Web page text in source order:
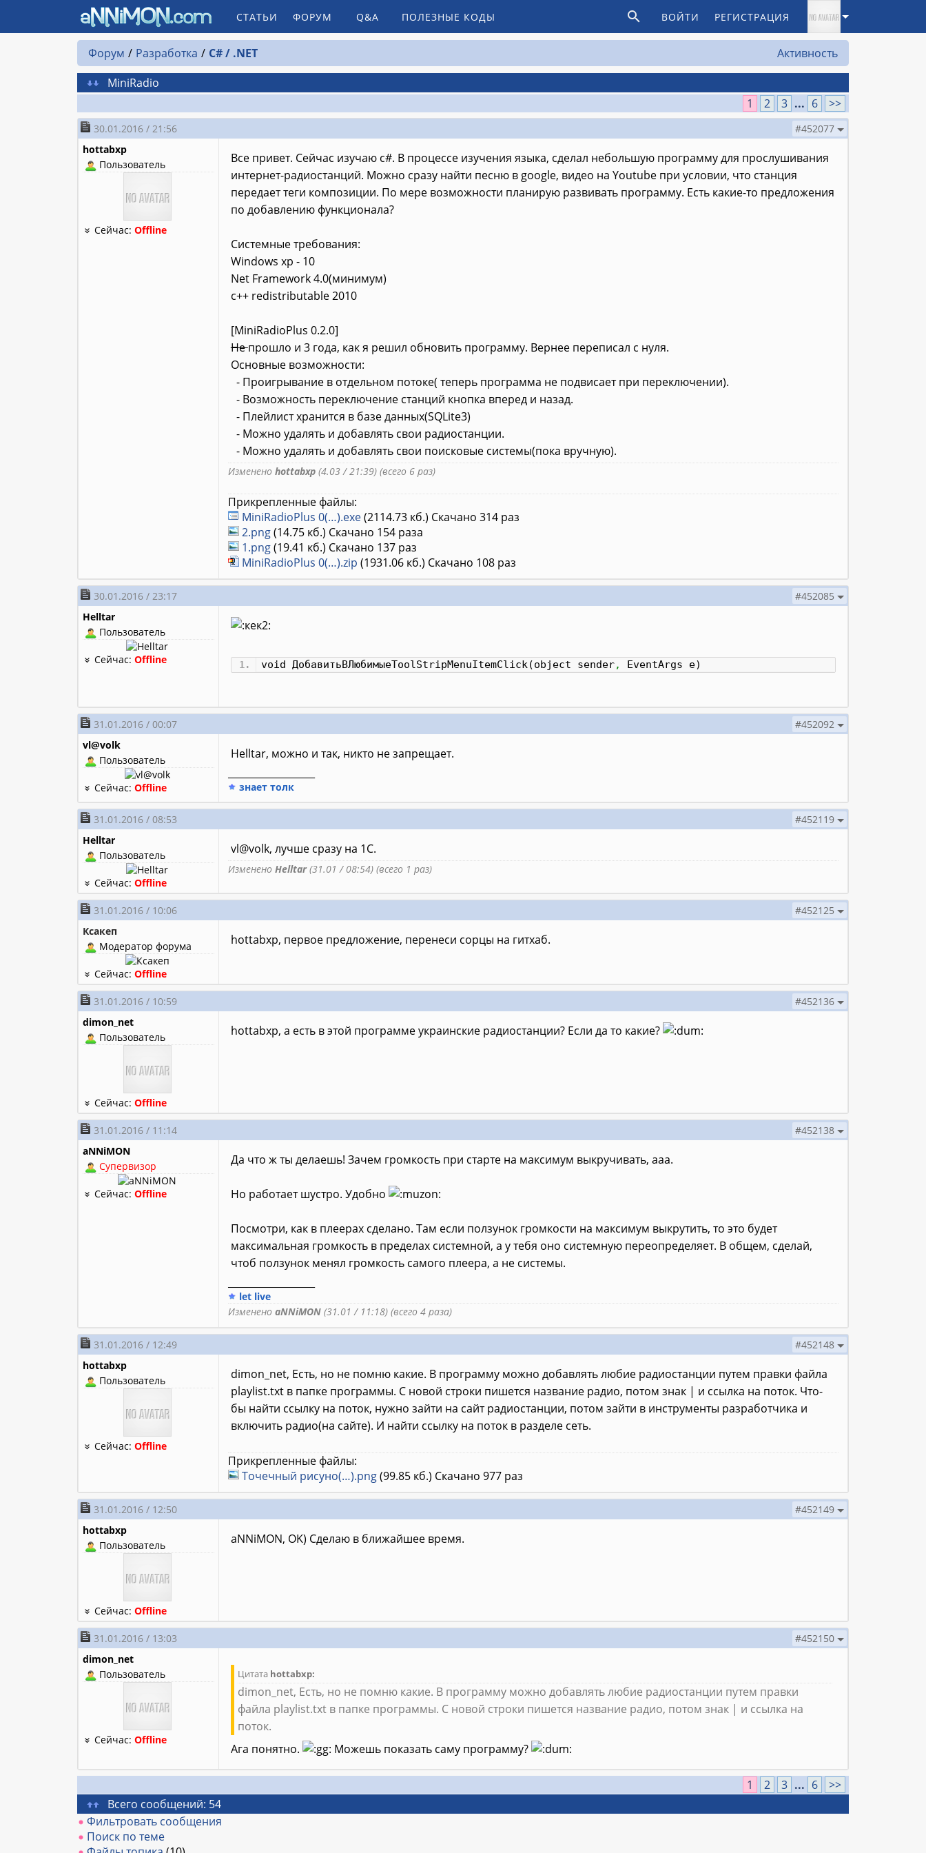
СТАТЬИ ФОРУМ Q&A ПОЛЕЗНЫЕ КОДЫ ВОЙТИ РЕГИСТРАЦИЯ
Форум Разработка C# / .NET
Активность
MiniRadio
1
2 3 ... 6 >>
30.01.2016 / 21:56
#452077
hottabxp
Пользователь
Сейчас:Offline
Все привет. Сейчас изучаю c#. В процессе изучения языка, сделал небольшую программу для прослушивания
интернет-радиостанций. Можно сразу найти песню в google, видео на Youtube при условии, что станция
передает теги композиции. По мере возможности планирую развивать программу. Есть какие-то предложения
по добавлению функционала?
Системные требования:
Windows xp - 10
Net Framework 4.0(минимум)
c++ redistributable 2010
[MiniRadioPlus 0.2.0]
Непрошло и 3 года, как я решил обновить программу. Вернее переписал с нуля.
Основные возможности:
- Проигрывание в отдельном потоке( теперь программа не подвисает при переключении).
- Возможность переключение станций кнопка вперед и назад.
- Плейлист хранится в базе данных(SQLite3)
- Можно удалять и добавлять свои радиостанции.
- Можно удалять и добавлять свои поисковые системы(пока вручную).
Изменено hottabxp(4.03 / 21:39) (всего 6 раз)
Прикрепленные файлы:
MiniRadioPlus 0(…).exe(2114.73 кб.) Скачано 314 раз
2.png(14.75 кб.) Скачано 154 раза
1.png(19.41 кб.) Скачано 137 раз
MiniRadioPlus 0(…).zip (1931.06 кб.) Скачано 108 раз
30.01.2016 / 23:17
#452085
Helltar
Пользователь
Сейчас:Offline void ДобавитьВЛюбимыеToolStripMenuItemClick(object sender, EventArgs e)
31.01.2016 / 00:07
#452092
vl@volk
Пользователь
Сейчас:Offline
Helltar, можно и так, никто не запрещает.
знает толк
31.01.2016 / 08:53
#452119
Helltar
Пользователь
Сейчас:Offline
vl@volk, лучше сразу на 1С.
Изменено Helltar(31.01 / 08:54) (всего 1 раз)
31.01.2016 / 10:06
#452125
Ксакеп
Модератор форума
Сейчас:Offline
hottabxp, первое предложение, перенеси сорцы на гитхаб.
31.01.2016 / 10:59
#452136
dimon_net
Пользователь
Сейчас:Offline
hottabxp, а есть в этой программе украинские радиостанции? Если да то какие?
31.01.2016 / 11:14
#452138
aNNiMON
Супервизор
Сейчас:Offline
Да что ж ты делаешь! Зачем громкость при старте на максимум выкручивать, ааа.
Но работает шустро. Удобно
Посмотри, как в плеерах сделано. Там если ползунок громкости на максимум выкрутить, то это будет
максимальная громкость в пределах системной, а у тебя оно системную переопределяет. В общем, сделай,
чтоб ползунок менял громкость самого плеера, а не системы.
let live
Изменено aNNiMON(31.01 / 11:18) (всего 4 раза)
31.01.2016 / 12:49
#452148
hottabxp
Пользователь
Сейчас:Offline
dimon_net, Есть, но не помню какие. В программу можно добавлять любие радиостанции путем правки файла
playlist.txt в папке программы. С новой строки пишется название радио, потом знак | и ссылка на поток. Что-
бы найти ссылку на поток, нужно зайти на сайт радиостанции, потом зайти в инструменты разработчика и
включить радио(на сайте). И найти ссылку на поток в разделе сеть.
Прикрепленные файлы:
Точечный рисуно(…).png(99.85 кб.) Скачано 977 раз
31.01.2016 / 12:50
#452149
hottabxp
Пользователь
Сейчас:Offline
aNNiMON, OK) Сделаю в ближайшее время.
31.01.2016 / 13:03
#452150
dimon_net
Пользователь
Сейчас:Offline
Цитата hottabxp:
dimon_net, Есть, но не помню какие. В программу можно добавлять любие радиостанции путем правки
файла playlist.txt в папке программы. С новой строки пишется название радио, потом знак | и ссылка на
поток.
Ага понятно.
Можешь показать саму программу?
1 2 3 ... 6
>>
Всего сообщений: 54
Фильтровать сообщения
Поиск по теме